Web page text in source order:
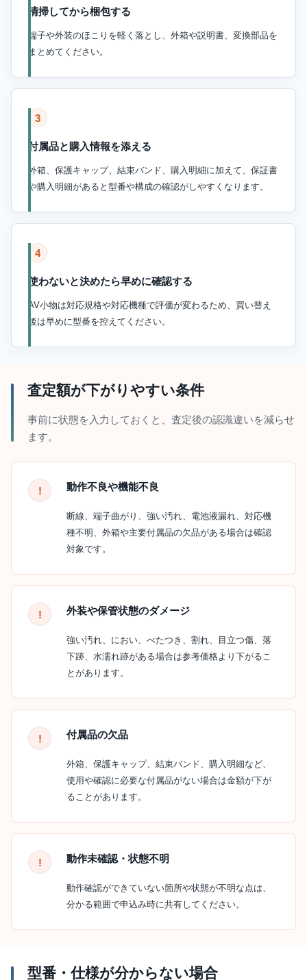
清掃してから梱包する
端子や外装のほこりを軽く落とし、外箱や説明書、変換部品を
まとめてください。
3
付属品と購入情報を添える
外箱、保護キャップ、結束バンド、購入明細に加えて、保証書
や購入明細があると型番や構成の確認がしやすくなります。
4
使わないと決めたら早めに確認する
AV小物は対応規格や対応機種で評価が変わるため、買い替え
後は早めに型番を控えてください。
査定額が下がりやすい条件
事前に状態を入力しておくと、査定後の認識違いを減らせ
ます。
動作不良や機能不良
断線、端子曲がり、強い汚れ、電池液漏れ、対応機
種不明、外箱や主要付属品の欠品がある場合は確認
対象です。
外装や保管状態のダメージ
強い汚れ、におい、べたつき、割れ、目立つ傷、落
下跡、水濡れ跡がある場合は参考価格より下がるこ
とがあります。
付属品の欠品
外箱、保護キャップ、結束バンド、購入明細など、
使用や確認に必要な付属品がない場合は金額が下が
ることがあります。
動作未確認・状態不明
動作確認ができていない箇所や状態が不明な点は、
分かる範囲で申込み時に共有してください。
型番・仕様が分からない場合